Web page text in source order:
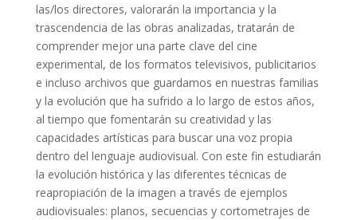
las/los directores, valorarán la importancia y la
trascendencia de las obras analizadas, tratarán de
comprender mejor una parte clave del cine
experimental, de los formatos televisivos, publicitarios
e incluso archivos que guardamos en nuestras familias
y la evolución que ha sufrido a lo largo de estos años,
al tiempo que fomentarán su creatividad y las
capacidades artísticas para buscar una voz propia
dentro del lenguaje audiovisual. Con este fin estudiarán
la evolución histórica y las diferentes técnicas de
reapropiación de la imagen a través de ejemplos
audiovisuales: planos, secuencias y cortometrajes de